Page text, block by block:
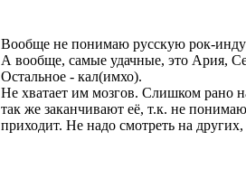
Вообще не понимаю русскую рок-
А вообще, самые удачные, это Ария,
Остальное - кал(имхо).
Не хватает им мозгов. Слишком рано
так же заканчивают её, т.к. не
приходит. Не надо смотреть на других,